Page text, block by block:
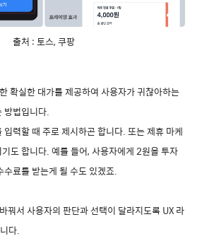
출처 : 토스, 쿠팡
확실한 대가를 제공하여 사용자가 귀찮아하는
방법입니다.
력할 때 주로 제시하곤 합니다. 또는 제휴 마케
도 합니다. 예를 들어, 사용자에게 2원을 투자
료를 받는게 될 수도 있겠죠.
꿔서 사용자의 판단과 선택이 달라지도록 UX 라
다.